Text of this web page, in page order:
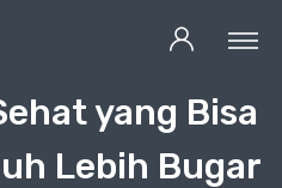
yang Bisa
Lebih Bugar